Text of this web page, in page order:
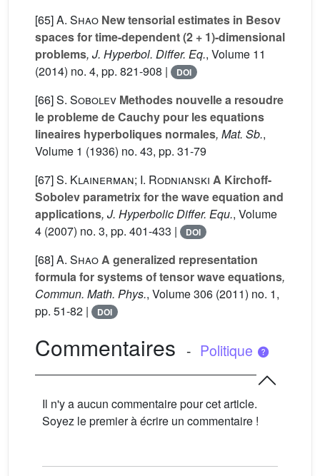
[65]A. Shao New tensorial estimates in Besov
spaces for time-dependent (2 + 1)-dimensional
problems, J. Hyperbol. Differ. Eq., Volume 11
(2014) no. 4, pp. 821-908 |
DOI
[66]S. Sobolev Methodes nouvelle a resoudre
le probleme de Cauchy pour les equations
lineaires hyperboliques normales, Mat. Sb.,
Volume 1 (1936) no. 43, pp. 31-79
[67]S. Klainerman; I. Rodnianski A Kirchoff-
Sobolev parametrix for the wave equation and
applications, J. Hyperbolic Differ. Equ., Volume
4 (2007) no. 3, pp. 401-433 | DOI
[68]A. ShaoA generalized representation
formula for systems of tensor wave equations,
Commun. Math. Phys., Volume 306 (2011) no. 1,
pp. 51-82 |
DOI
Commentaires - Politique
Il n'y a aucun commentaire pour cet article.
Soyez le premier à écrire un commentaire !